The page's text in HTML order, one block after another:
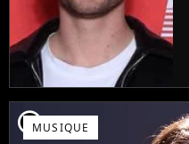
player2MUSIQUE